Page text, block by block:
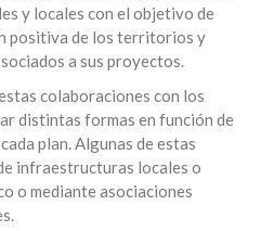
y locales con el objetivo de
positiva de los territorios y
a sus proyectos.
colaboraciones con los
distintas formas en función de
plan. Algunas de estas
infraestructuras locales o
o mediante asociaciones